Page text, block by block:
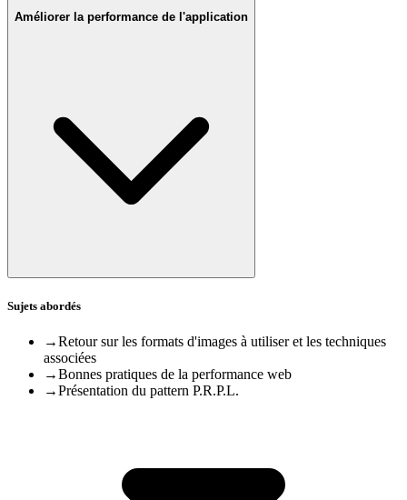
Améliorer la performance de l'application
Sujets abordés
→Retour sur les formats d'images à utiliser et les techniques
associées
→Bonnes pratiques de la performance web
→Présentation du pattern P.R.P.L.